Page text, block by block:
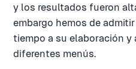
y los resultados fueron
embargo hemos de
tiempo a su elaboración y
diferentes menús.